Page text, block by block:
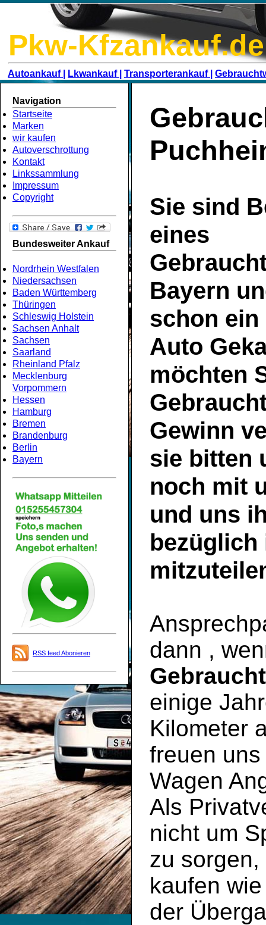
Pkw-Kfzankauf.de
Autoankauf | Lkwankauf | Transporterankauf |
Navigation
Startseite
Marken
wir kaufen
Autoverschrottung
Kontakt
Linkssammlung
Impressum
Copyright
Bundesweiter Ankauf
Nordrhein Westfalen
Niedersachsen
Baden Württemberg
Thüringen
Schleswig Holstein
Sachsen Anhalt
Sachsen
Saarland
Rheinland Pfalz
Mecklenburg
Vorpommern
Hessen
Hamburg
Bremen
Brandenburg
Berlin
Bayern
RSS feed Abonieren
Sie sind
eines
Bayern
schon ein
Auto
möchten
Gewinn
sie bitten
noch mit
und uns
dann ,
einige
Kilometer
freuen
Wagen
Als
nicht um
zu
kaufen
der